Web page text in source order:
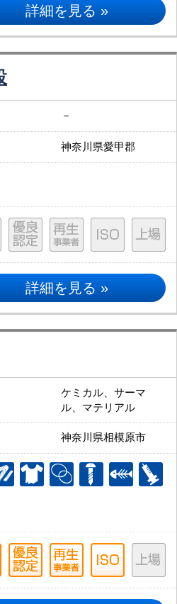
詳細を見る »
－
神奈川県愛甲郡
詳細を見る »
ケミカル、サーマ
ル、マテリアル
神奈川県相模原市